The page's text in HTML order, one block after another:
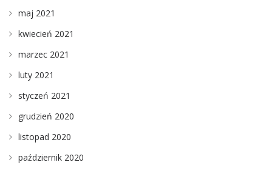
maj 2021
kwiecień 2021
marzec 2021
luty 2021
styczeń 2021
grudzień 2020
listopad 2020
październik 2020